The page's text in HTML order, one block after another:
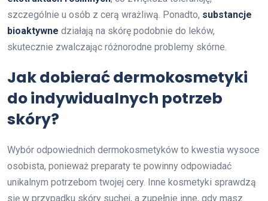
szczególnie u osób z cerą wrażliwą. Ponadto, substancje
bioaktywne działają na skórę podobnie do leków,
skutecznie zwalczając różnorodne problemy skórne.
Jak dobierać dermokosmetyki
do indywidualnych potrzeb
skóry?
Wybór odpowiednich dermokosmetyków to kwestia wysoce
osobista, ponieważ preparaty te powinny odpowiadać
unikalnym potrzebom twojej cery. Inne kosmetyki sprawdzą
się w przypadku skóry suchej, a zupełnie inne, gdy masz